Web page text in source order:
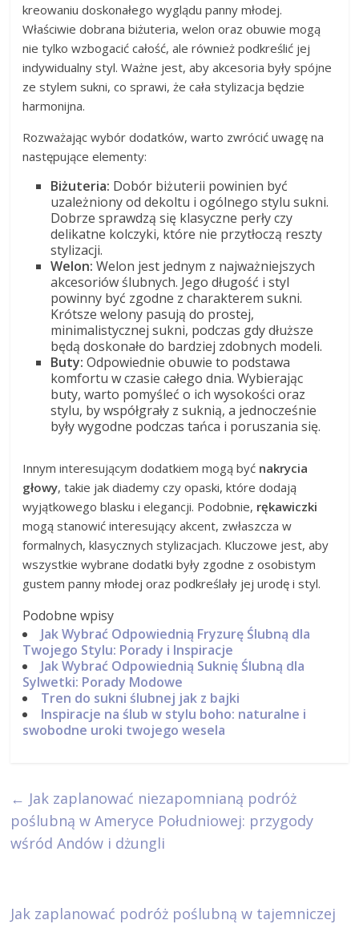
kreowaniu doskonałego wyglądu panny młodej.
Właściwie dobrana biżuteria, welon oraz obuwie mogą
nie tylko wzbogacić całość, ale również podkreślić jej
indywidualny styl. Ważne jest, aby akcesoria były spójne
ze stylem sukni, co sprawi, że cała stylizacja będzie
harmonijna.
Rozważając wybór dodatków, warto zwrócić uwagę na
następujące elementy:
Biżuteria: Dobór biżuterii powinien być
uzależniony od dekoltu i ogólnego stylu sukni.
Dobrze sprawdzą się klasyczne perły czy
delikatne kolczyki, które nie przytłoczą reszty
stylizacji.
Welon: Welon jest jednym z najważniejszych
akcesoriów ślubnych. Jego długość i styl
powinny być zgodne z charakterem sukni.
Krótsze welony pasują do prostej,
minimalistycznej sukni, podczas gdy dłuższe
będą doskonałe do bardziej zdobnych modeli.
Buty: Odpowiednie obuwie to podstawa
komfortu w czasie całego dnia. Wybierając
buty, warto pomyśleć o ich wysokości oraz
stylu, by współgrały z suknią, a jednocześnie
były wygodne podczas tańca i poruszania się.
Innym interesującym dodatkiem mogą być nakrycia
głowy, takie jak diademy czy opaski, które dodają
wyjątkowego blasku i elegancji. Podobnie, rękawiczki
mogą stanowić interesujący akcent, zwłaszcza w
formalnych, klasycznych stylizacjach. Kluczowe jest, aby
wszystkie wybrane dodatki były zgodne z osobistym
gustem panny młodej oraz podkreślały jej urodę i styl.
Podobne wpisy
Jak Wybrać Odpowiednią Fryzurę Ślubną dla
Twojego Stylu: Porady i Inspiracje
Jak Wybrać Odpowiednią Suknię Ślubną dla
Sylwetki: Porady Modowe
Tren do sukni ślubnej jak z bajki
Inspiracje na ślub w stylu boho: naturalne i
swobodne uroki twojego wesela
← Jak zaplanować niezapomnianą podróż
poślubną w Ameryce Południowej: przygody
wśród Andów i dżungli
Jak zaplanować podróż poślubną w tajemniczej